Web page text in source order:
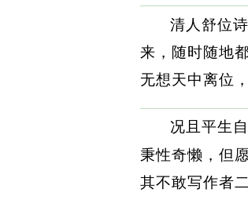
清人舒位
来，随时随地
无想天中离位
况且平生
秉性奇懒，但
其不敢写作者二